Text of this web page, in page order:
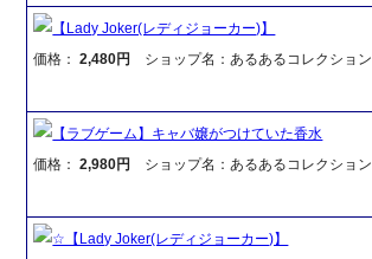
【Lady Joker(レディジョーカー)】
価格：2,480円 ショップ名：あるあるコレクション
【ラブゲーム】キャバ嬢がつけていた香水
価格：2,980円 ショップ名：あるあるコレクション
☆【Lady Joker(レディジョーカー)】